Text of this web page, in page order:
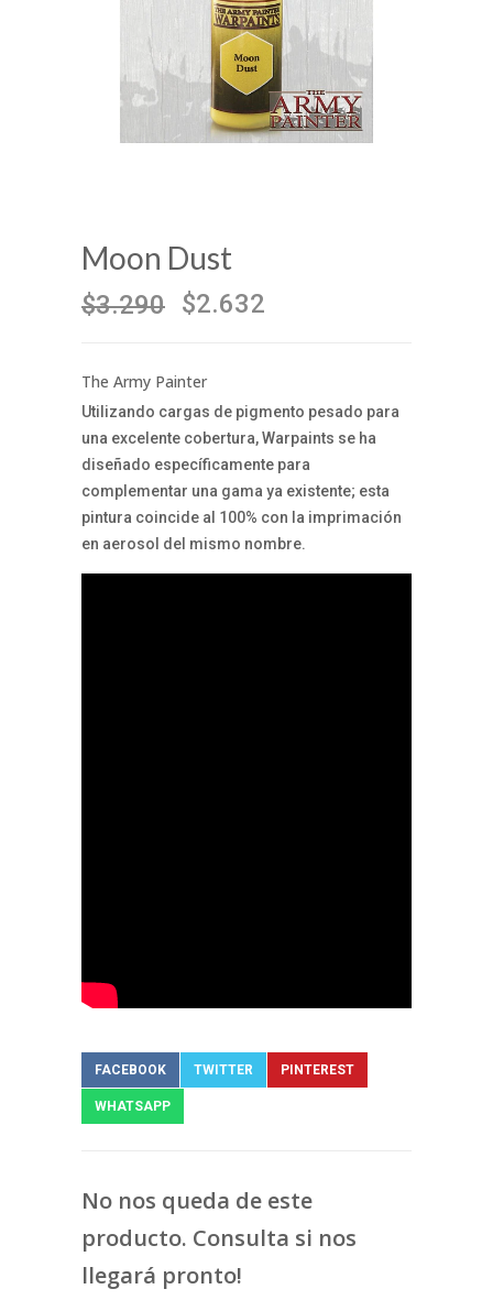
Moon Dust
$3.290 $2.632
The Army Painter
Utilizando cargas de pigmento pesado para
una excelente cobertura, Warpaints se ha
diseñado específicamente para
complementar una gama ya existente; esta
pintura coincide al 100% con la imprimación
en aerosol del mismo nombre.
FACEBOOK TWITTER PINTEREST
WHATSAPP
No nos queda de este
producto. Consulta si nos
llegará pronto!